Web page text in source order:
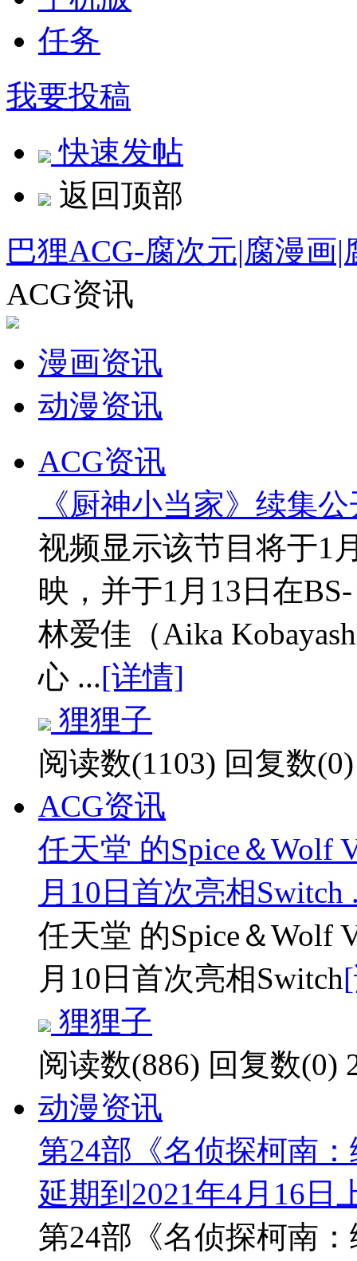
任务
我要投稿
快速发帖
返回顶部
巴狸ACG-腐次元|腐漫画
ACG资讯
漫画资讯
动漫资讯
ACG资讯
《厨神小当家》续集
视频显示该节目将于1
映，并于1月13日在
林爱佳（Aika
心 ...[详情]
狸狸子
阅读数(1103) 回复数(0)
ACG资讯
任天堂 的Spice＆Wolf
月10日首次亮相Switch
任天堂 的Spice＆Wolf
月10日首次亮相Switch
狸狸子
阅读数(886) 回复数(0)
动漫资讯
第24部《名侦探柯南
延期到2021年4月16日
第24部《名侦探柯南